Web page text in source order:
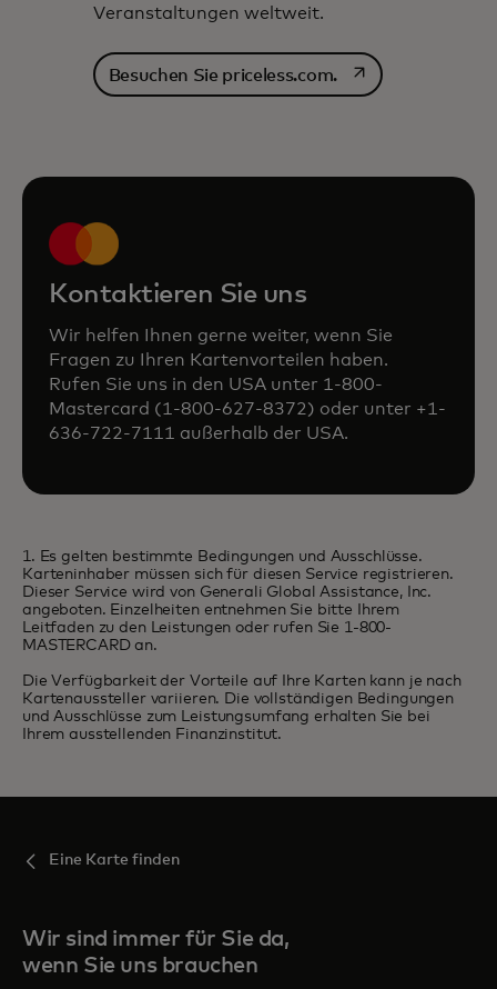
Veranstaltungen weltweit.
Besuchen Sie priceless.com.wird in einer
Kontaktieren Sie uns
Wir helfen Ihnen gerne weiter, wenn Sie
Fragen zu Ihren Kartenvorteilen haben.
Rufen Sie uns in den USA unter 1-800-
Mastercard (1-800-627-8372) oder unter +1-
636-722-7111 außerhalb der USA.
1. Es gelten bestimmte Bedingungen und Ausschlüsse.
Karteninhaber müssen sich für diesen Service registrieren.
Dieser Service wird von Generali Global Assistance, Inc.
angeboten. Einzelheiten entnehmen Sie bitte Ihrem
Leitfaden zu den Leistungen oder rufen Sie 1-800-
MASTERCARD an.
Die Verfügbarkeit der Vorteile auf Ihre Karten kann je nach
Kartenaussteller variieren. Die vollständigen Bedingungen
und Ausschlüsse zum Leistungsumfang erhalten Sie bei
Ihrem ausstellenden Finanzinstitut.
Eine Karte finden
Wir sind immer für Sie da,
wenn Sie uns brauchen